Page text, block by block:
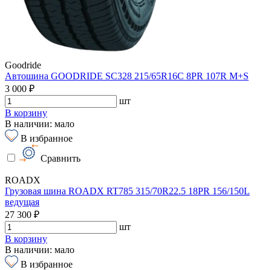
Goodride
Автошина GOODRIDE SC328 215/65R16C 8PR 107R M+S
3 000 ₽
шт
В корзину
В наличии: мало
В избранное
Сравнить
ROADX
Грузовая шина ROADX RT785 315/70R22.5 18PR 156/150L
ведущая
27 300 ₽
шт
В корзину
В наличии: мало
В избранное